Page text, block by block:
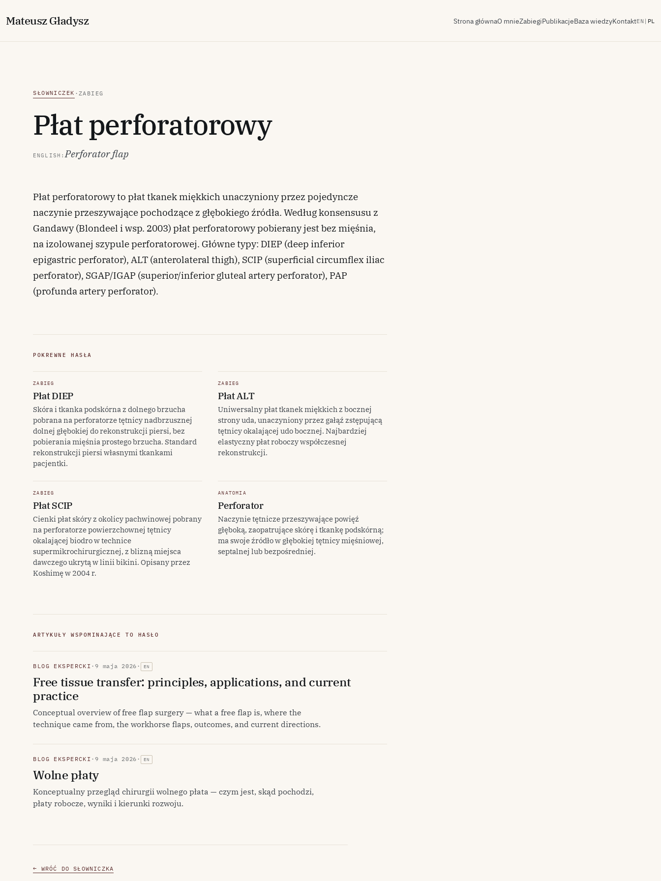
MateuszGładysz Strona głównaO mnieZabiegiPublikacjeBaza wiedzyKontaktEN | PL
SŁOWNICZEK ·ZABIEG
Płat perforatorowy
ENGLISH:Perforator flap
Płat perforatorowy to płat tkanek miękkich unaczyniony przez pojedyncze
naczynie przeszywające pochodzące z głębokiego źródła. Według konsensusu z
Gandawy (Blondeel i wsp. 2003) płat perforatorowy pobierany jest bez mięśnia,
na izolowanej szypule perforatorowej. Główne typy: DIEP (deep inferior
epigastric perforator), ALT (anterolateral thigh), SCIP (superficial circumflex iliac
perforator), SGAP/IGAP (superior/inferior gluteal artery perforator), PAP
(profunda artery perforator).
POKREWNE HASŁA
ZABIEG
Płat DIEP
Skóra i tkanka podskórna z dolnego brzucha
pobrana na perforatorze tętnicy nadbrzusznej
dolnej głębokiej do rekonstrukcji piersi, bez
pobierania mięśnia prostego brzucha. Standard
rekonstrukcji piersi własnymi tkankami
pacjentki.
ZABIEG
Płat ALT
Uniwersalny płat tkanek miękkich z bocznej
strony uda, unaczyniony przez gałąź zstępującą
tętnicy okalającej udo bocznej. Najbardziej
elastyczny płat roboczy współczesnej
rekonstrukcji.
ZABIEG
Płat SCIP
Cienki płat skóry z okolicy pachwinowej pobrany
na perforatorze powierzchownej tętnicy
okalającej biodro w technice
supermikrochirurgicznej, z blizną miejsca
dawczego ukrytą w linii bikini. Opisany przez
Koshimę w 2004 r.
ANATOMIA
Perforator
Naczynie tętnicze przeszywające powięź
głęboką, zaopatrujące skórę i tkankę podskórną;
ma swoje źródło w głębokiej tętnicy mięśniowej,
septalnej lub bezpośredniej.
ARTYKUŁY WSPOMINAJĄCE TO HASŁO
BLOG EKSPERCKI ·9 maja 2026 · EN
Free tissue transfer: principles, applications, and current
practice
Conceptual overview of free flap surgery — what a free flap is, where the
technique came from, the workhorse flaps, outcomes, and current directions.
BLOG EKSPERCKI ·9 maja 2026 · EN
Wolne płaty
Konceptualny przegląd chirurgii wolnego płata — czym jest, skąd pochodzi,
płaty robocze, wyniki i kierunki rozwoju.
← WRÓĆ DO SŁOWNICZKA